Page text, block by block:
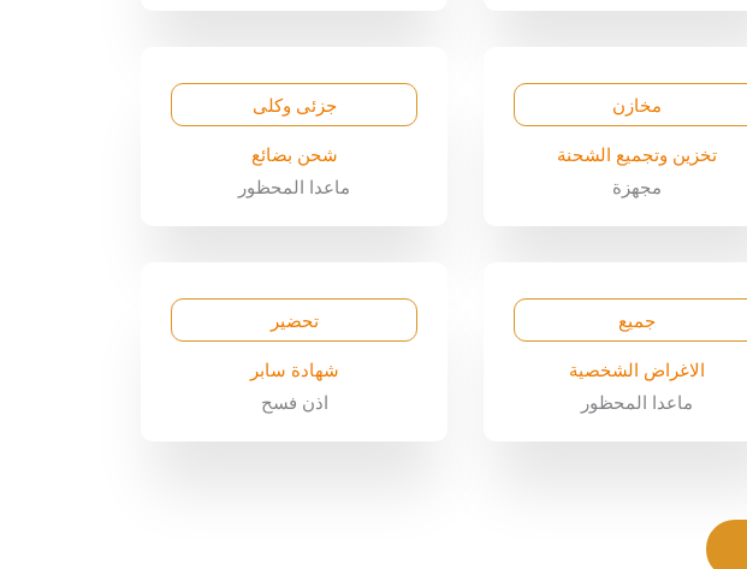
مخازن
تخزين وتجميع الشحنة
مجهزة
جزئى وكلى
شحن بضائع
ماعدا المحظور
جميع
الاغراض الشخصية
ماعدا المحظور
تحضير
شهادة سابر
اذن فسح